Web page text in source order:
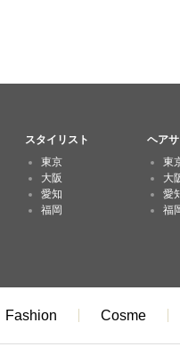
スタイリスト
ヘア
東京
大阪
愛知
福岡
東
大
愛
福
Fashion Cosme